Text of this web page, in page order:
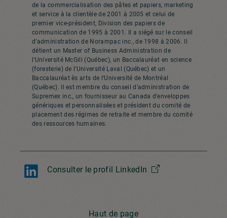
de la commercialisation des pâtes et papiers, marketing
et service à la clientèle de 2001 à 2005 et celui de
premier vice-président, Division des papiers de
communication de 1995 à 2001. Il a siégé sur le conseil
d’administration de Norampac inc., de 1998 à 2006. Il
détient un Master of Business Administration de
l’Université McGill (Québec), un Baccalauréat en science
(foresterie) de l’Université Laval (Québec) et un
Baccalauréat ès arts de l’Université de Montréal
(Québec). Il est membre du conseil d’administration de
Supremex inc., un fournisseur au Canada d’enveloppes
génériques et personnalisées et président du comité de
placement des régimes de retraite et membre du comité
des ressources humaines.
Consulter le profil LinkedIn
Haut de page